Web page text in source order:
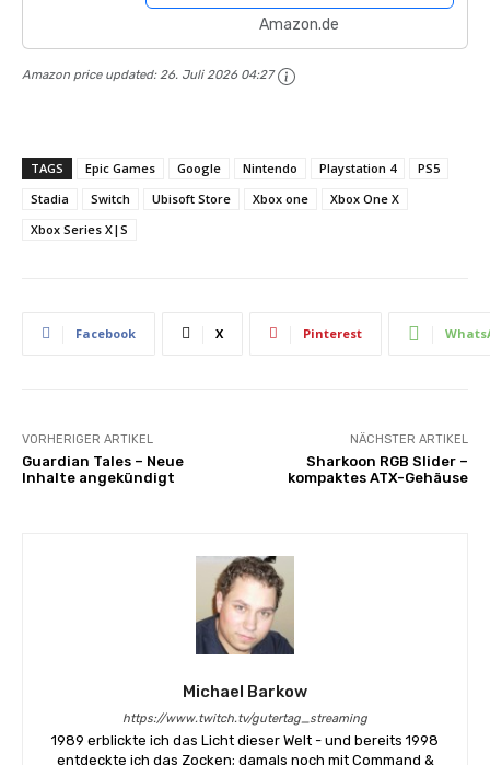
Amazon.de
Amazon price updated:26. Juli 2026 04:27
TAGS Epic Games Google Nintendo Playstation 4
PS5
Stadia
Switch Ubisoft Store Xbox one
Xbox One X
Xbox Series X|S
Facebook X Pinterest
VORHERIGER ARTIKEL
Guardian Tales – Neue
Inhalte angekündigt
NÄCHSTER ARTIKEL
Sharkoon RGB Slider –
kompaktes ATX-Gehäuse
Michael Barkow
https://www.twitch.tv/gutertag_streaming
1989 erblickte ich das Licht dieser Welt - und bereits 1998
entdeckte ich das Zocken; damals noch mit Command &